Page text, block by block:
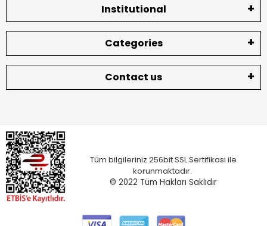
Institutional
Categories
Contact us
Tüm bilgileriniz 256bit SSL Sertifikası ile
korunmaktadır.
© 2022 Tüm Hakları Saklıdır